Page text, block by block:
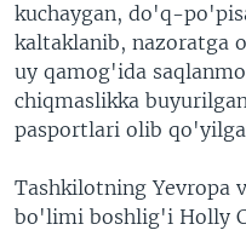
SOUNDCLOUD
VOA
kuchaygan, do'q-
kaltaklanib, nazoratga
uy qamog'ida
chiqmaslikka
pasportlari olib
Tashkilotning Yevropa
bo'limi boshlig'i Holly